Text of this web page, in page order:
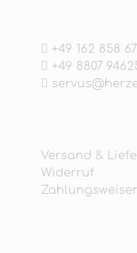
+49 162 858
+49 8807
Versand &
Widerruf